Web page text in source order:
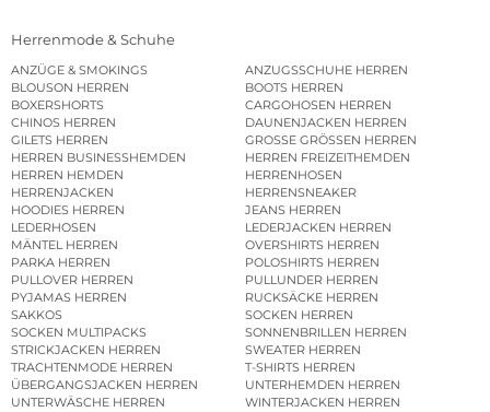
Herrenmode & Schuhe
ANZÜGE & SMOKINGS
ANZUGSSCHUHE HERREN
BLOUSON HERREN
BOOTS HERREN
BOXERSHORTS
CARGOHOSEN HERREN
CHINOS HERREN
DAUNENJACKEN HERREN
GILETS HERREN
GROSSE GRÖSSEN HERREN
HERREN BUSINESSHEMDEN
HERREN FREIZEITHEMDEN
HERREN HEMDEN
HERRENHOSEN
HERRENJACKEN
HERRENSNEAKER
HOODIES HERREN
JEANS HERREN
LEDERHOSEN
LEDERJACKEN HERREN
MÄNTEL HERREN
OVERSHIRTS HERREN
PARKA HERREN
POLOSHIRTS HERREN
PULLOVER HERREN
PULLUNDER HERREN
PYJAMAS HERREN
RUCKSÄCKE HERREN
SAKKOS
SOCKEN HERREN
SOCKEN MULTIPACKS
SONNENBRILLEN HERREN
STRICKJACKEN HERREN
SWEATER HERREN
TRACHTENMODE HERREN
T-SHIRTS HERREN
ÜBERGANGSJACKEN HERREN
UNTERHEMDEN HERREN
UNTERWÄSCHE HERREN
WINTERJACKEN HERREN